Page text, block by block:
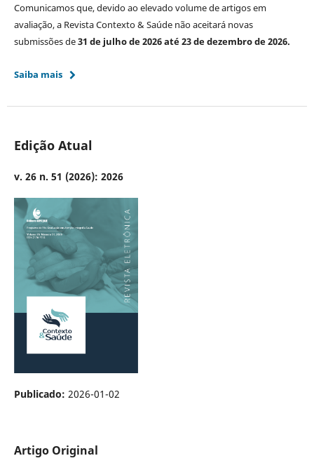
Comunicamos que, devido ao elevado volume de artigos em
avaliação, a Revista Contexto & Saúde não aceitará novas
submissões de31 de julho de 2026 até 23 de dezembro de 2026.
Saiba mais
Edição Atual
v. 26 n. 51 (2026): 2026
Publicado: 2026-01-02
Artigo Original